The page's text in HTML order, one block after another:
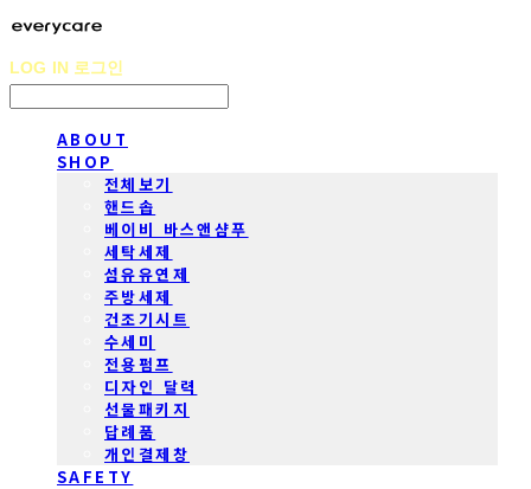
LOG IN 로그인
ABOUT
SHOP
전체보기
핸드솝
베이비 바스앤샴푸
세탁세제
섬유유연제
주방세제
건조기시트
수세미
전용펌프
디자인 달력
선물패키지
답례품
개인결제창
SAFETY